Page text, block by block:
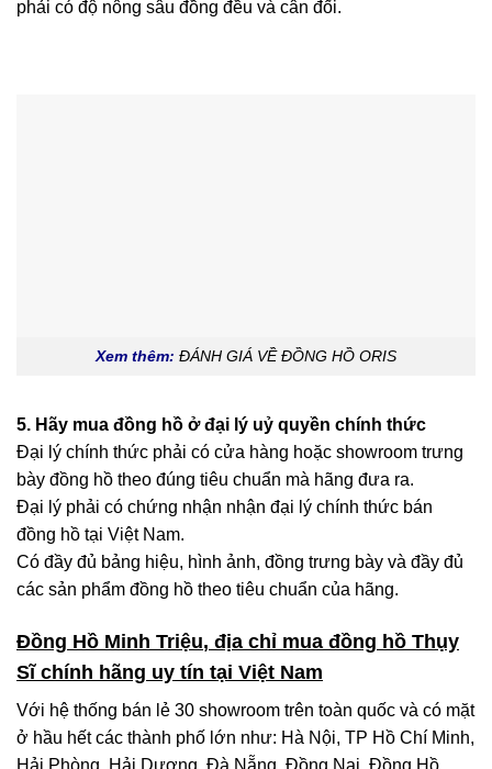
phải có độ nông sâu đồng đều và cân đối.
Xem thêm: ĐÁNH GIÁ VỀ ĐỒNG HỒ ORIS
5. Hãy mua đồng hồ ở đại lý uỷ quyền chính thức
Đại lý chính thức phải có cửa hàng hoặc showroom trưng
bày đồng hồ theo đúng tiêu chuẩn mà hãng đưa ra.
Đại lý phải có chứng nhận nhận đại lý chính thức bán
đồng hồ tại Việt Nam.
Có đầy đủ bảng hiệu, hình ảnh, đồng trưng bày và đầy đủ
các sản phẩm đồng hồ theo tiêu chuẩn của hãng.
Đồng Hồ Minh Triệu, địa chỉ mua đồng hồ Thụy
Sĩ chính hãng uy tín tại Việt Nam
Với hệ thống bán lẻ 30 showroom trên toàn quốc và có mặt
ở hầu hết các thành phố lớn như: Hà Nội, TP Hồ Chí Minh,
Hải Phòng, Hải Dương, Đà Nẵng, Đồng Nai. Đồng Hồ